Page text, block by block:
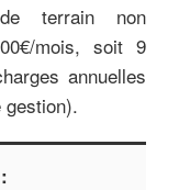
terrain non
mois, soit 9
annuelles